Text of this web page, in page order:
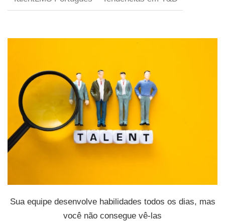
Sua equipe desenvolve habilidades todos os dias, mas
você não consegue vê-las